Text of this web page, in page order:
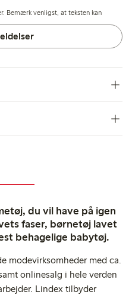
Bemærk venligst, at teksten kan
du vil have på igen
faser, børnetøj lavet
behagelige babytøj.
modevirksomheder med ca.
onlinesalg i hele verden
Lindex tilbyder